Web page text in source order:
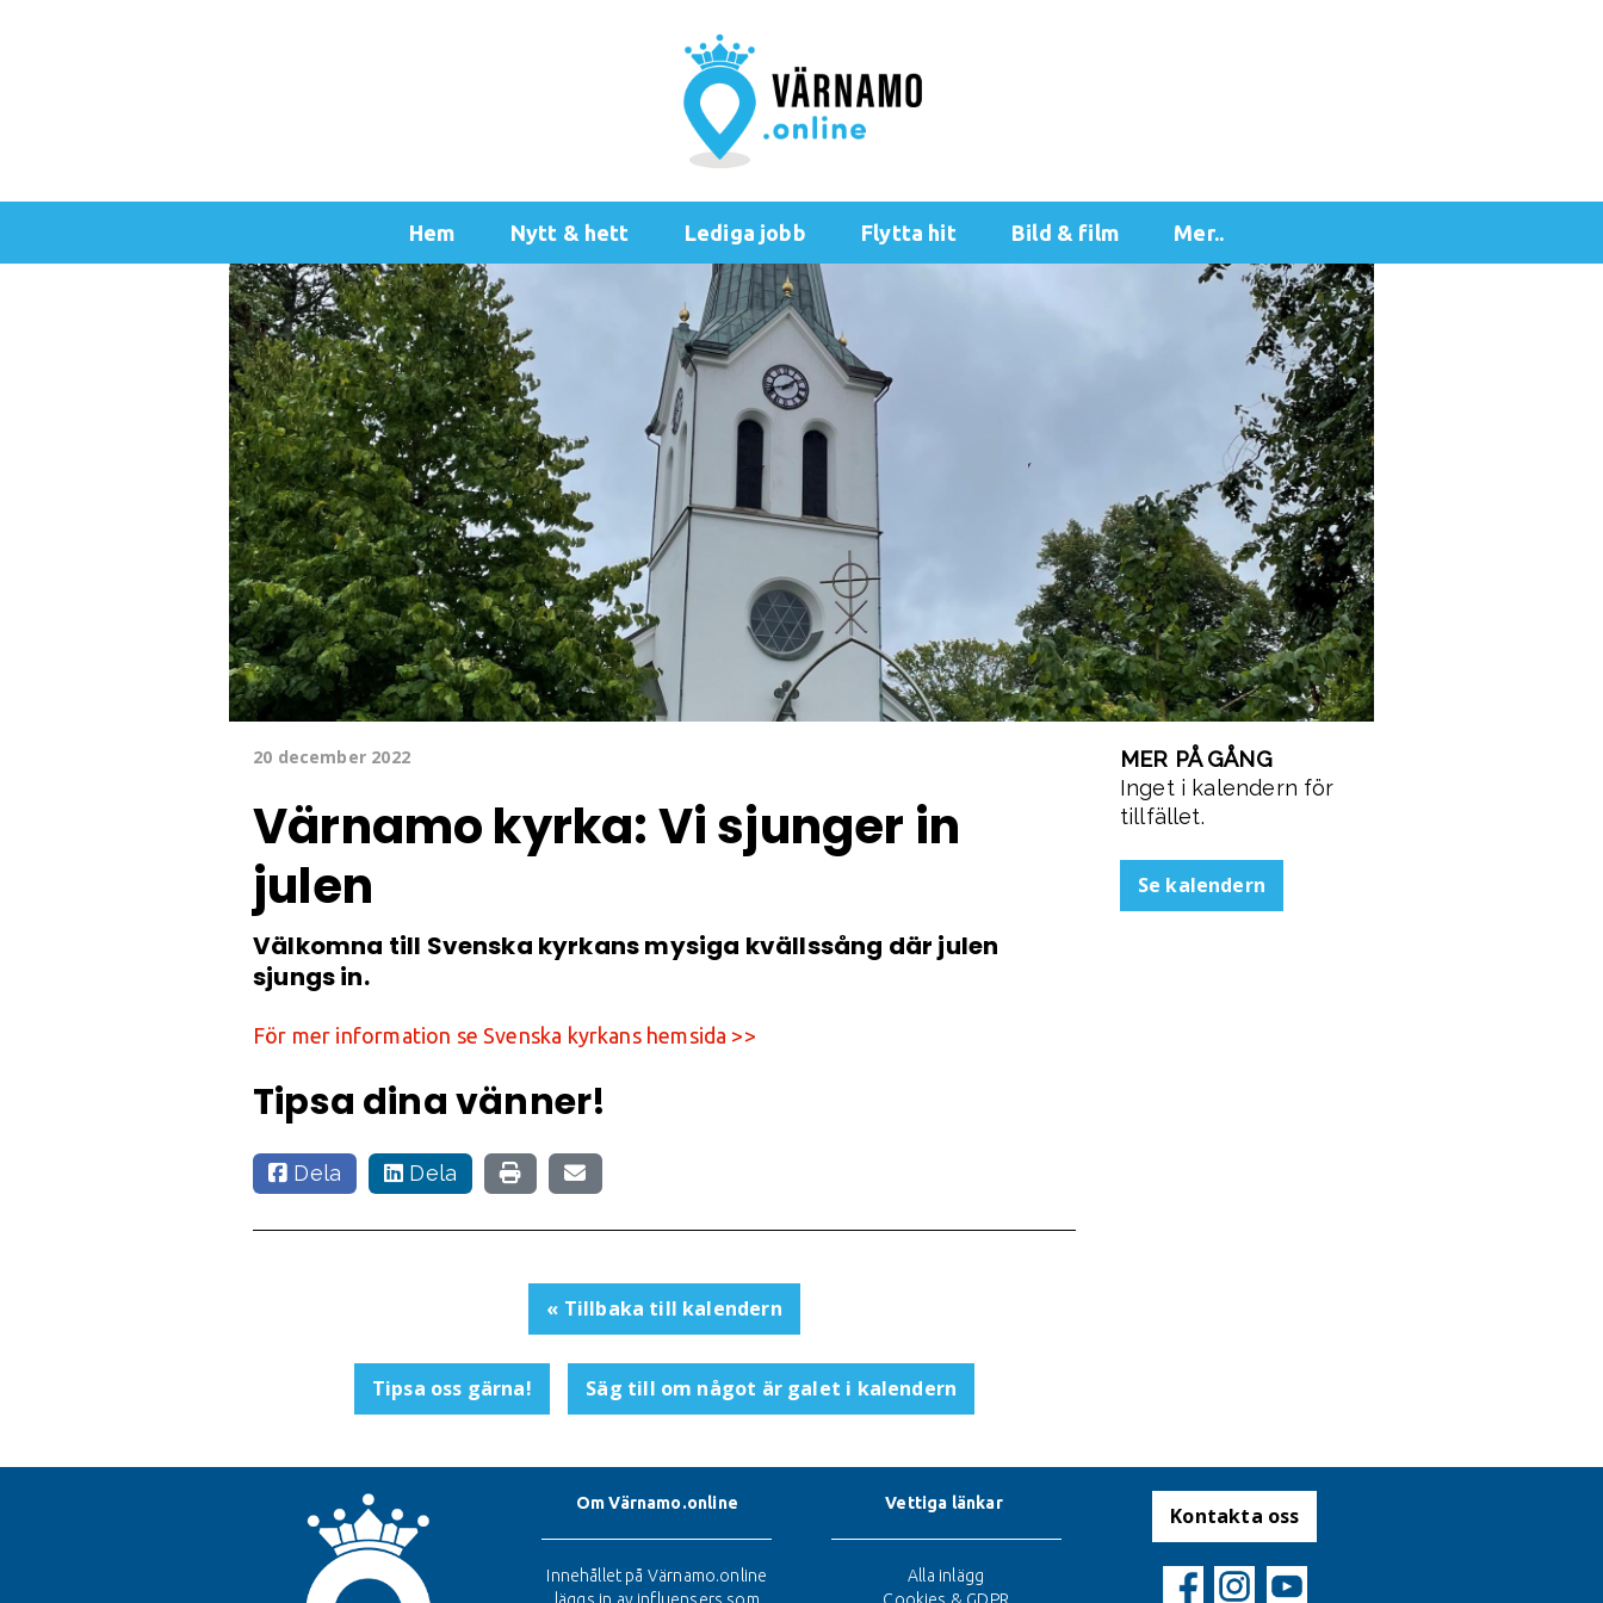
Hem Nytt & hett Lediga jobb Flytta hit Bild & film Mer..
20 december 2022
Värnamo kyrka: Vi sjunger in
julen
Välkomna till Svenska kyrkans mysiga kvällssång där julen
sjungs in.
För mer information se Svenska kyrkans hemsida >>
Tipsa dina vänner!
Dela Dela
« Tillbaka till kalendern
Tipsa oss gärna! Säg till om något är galet i kalendern
MER PÅ GÅNG
Inget i kalendern för
tillfället.
Se kalendern
Om Värnamo.online
Innehållet på Värnamo.online
Vettiga länkar
Alla inlägg
Kontakta oss